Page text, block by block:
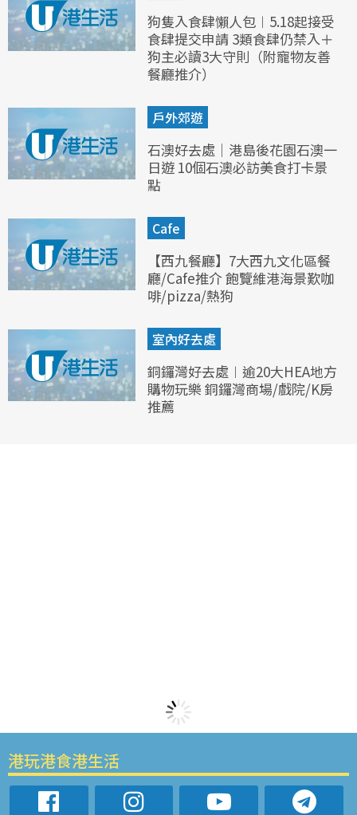
狗隻入食肆懶人包︱5.18起接受
食肆提交申請 3類食肆仍禁入＋
狗主必讀3大守則（附寵物友善
餐廳推介）
戶外郊遊
石澳好去處｜港島後花園石澳一
日遊 10個石澳必訪美食打卡景
點
Cafe
【西九餐廳】7大西九文化區餐
廳/Cafe推介 飽覽維港海景歎咖
啡/pizza/熱狗
室內好去處
銅鑼灣好去處︱逾20大HEA地方
購物玩樂 銅鑼灣商場/戲院/K房
推薦
港玩港食港生活